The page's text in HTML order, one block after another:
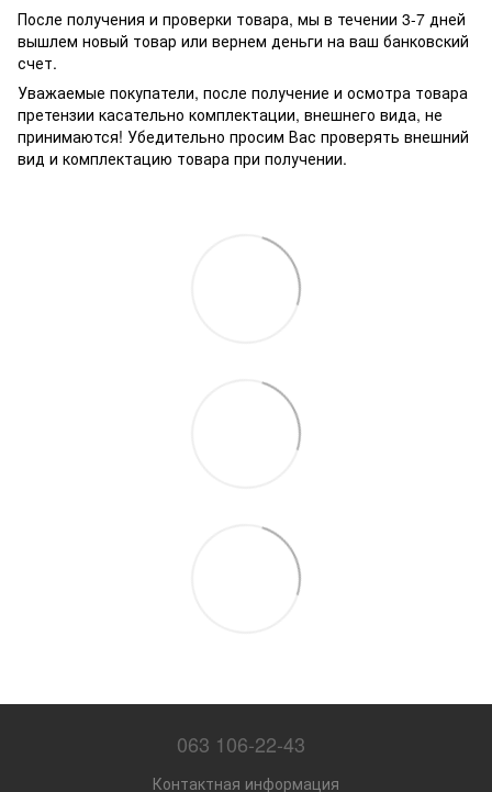
После получения и проверки товара, мы в течении 3-7 дней
вышлем новый товар или вернем деньги на ваш банковский
счет.
Уважаемые покупатели, после получение и осмотра товара
претензии касательно комплектации, внешнего вида, не
принимаются! Убедительно просим Вас проверять внешний
вид и комплектацию товара при получении.
063 106-22-43
Контактная информация